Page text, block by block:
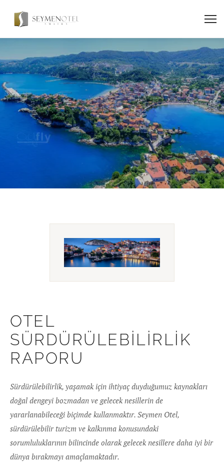
RAPORLAMASI
OTEL
SÜRDÜRÜLEBILIRLIK
RAPORU
Sürdürülebilirlik, yaşamak için ihtiyaç duyduğumuz kaynakları
doğal dengeyi bozmadan ve gelecek nesillerin de
yararlanabileceği biçimde kullanmaktır. Seymen Otel,
sürdürülebilir turizm ve kalkınma konusundaki
sorumluluklarının bilincinde olarak gelecek nesillere daha iyi bir
dünya bırakmayı amaçlamaktadır.